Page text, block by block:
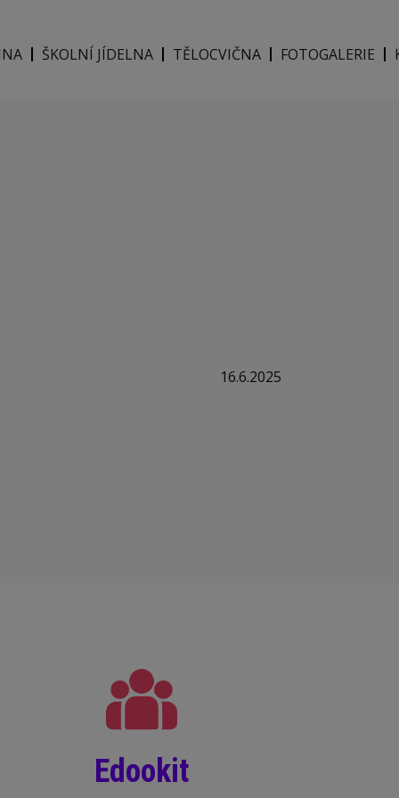
ŠKOLNÍ JÍDELNA TĚLOCVIČNA FOTOGALERIE
16.6.2025
Edookit